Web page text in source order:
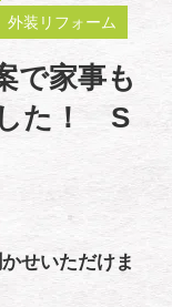
外装リフォーム
で家事も
た！ S
せいただけま